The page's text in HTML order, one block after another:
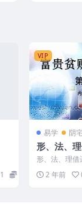
VIP
易学 阴
形、法、
改运术三
+人部
形、法、理借
三册 天部 +
1 玄真 ...
2 年前